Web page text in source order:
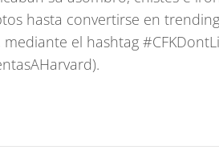
hasta convertirse en
el hashtag